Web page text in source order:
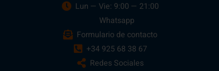
Lun — Vie: 9:00 — 21:00
Whatsapp
Formulario de contacto
+34 925 68 38 67
Redes Sociales